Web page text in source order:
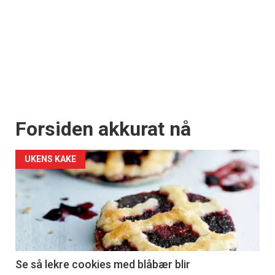
Forsiden akkurat nå
UKENS KAKE
Se så lekre cookies med blåbær blir